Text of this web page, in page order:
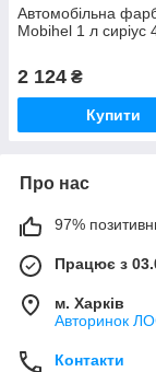
Автомобільна
Mobihel 1 л сиріус
2 124 ₴
Купити
Про нас
97%
Працює з
м. Харків
Авторинок
Контакти